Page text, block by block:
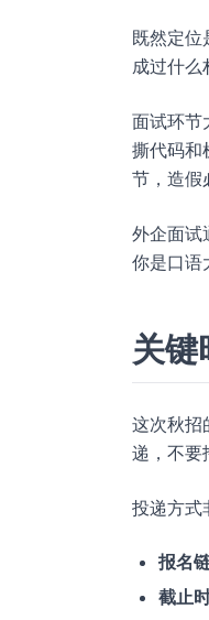
既然定位
成过什么
面试环节
撕代码和
节，造假
外企面试
你是口语
关键
这次秋招
递，不要
投递方式
报名
截止